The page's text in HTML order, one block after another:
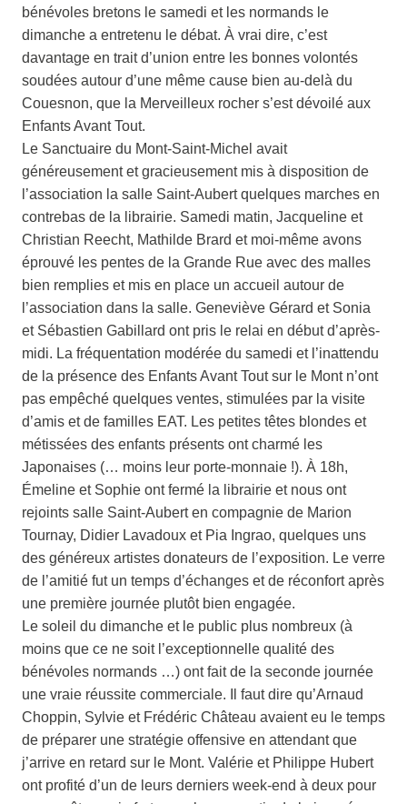
bénévoles bretons le samedi et les normands le
dimanche a entretenu le débat. À vrai dire, c’est
davantage en trait d’union entre les bonnes volontés
soudées autour d’une même cause bien au-delà du
Couesnon, que la Merveilleux rocher s’est dévoilé aux
Enfants Avant Tout.
Le Sanctuaire du Mont-Saint-Michel avait
généreusement et gracieusement mis à disposition de
l’association la salle Saint-Aubert quelques marches en
contrebas de la librairie. Samedi matin, Jacqueline et
Christian Reecht, Mathilde Brard et moi-même avons
éprouvé les pentes de la Grande Rue avec des malles
bien remplies et mis en place un accueil autour de
l’association dans la salle. Geneviève Gérard et Sonia
et Sébastien Gabillard ont pris le relai en début d’après-
midi. La fréquentation modérée du samedi et l’inattendu
de la présence des Enfants Avant Tout sur le Mont n’ont
pas empêché quelques ventes, stimulées par la visite
d’amis et de familles EAT. Les petites têtes blondes et
métissées des enfants présents ont charmé les
Japonaises (… moins leur porte-monnaie !). À 18h,
Émeline et Sophie ont fermé la librairie et nous ont
rejoints salle Saint-Aubert en compagnie de Marion
Tournay, Didier Lavadoux et Pia Ingrao, quelques uns
des généreux artistes donateurs de l’exposition. Le verre
de l’amitié fut un temps d’échanges et de réconfort après
une première journée plutôt bien engagée.
Le soleil du dimanche et le public plus nombreux (à
moins que ce ne soit l’exceptionnelle qualité des
bénévoles normands …) ont fait de la seconde journée
une vraie réussite commerciale. Il faut dire qu’Arnaud
Choppin, Sylvie et Frédéric Château avaient eu le temps
de préparer une stratégie offensive en attendant que
j’arrive en retard sur le Mont. Valérie et Philippe Hubert
ont profité d’un de leurs derniers week-end à deux pour